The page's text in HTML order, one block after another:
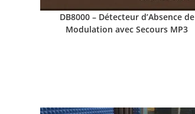
DB8000 – Détecteur d’Absence de
Modulation avec Secours MP3